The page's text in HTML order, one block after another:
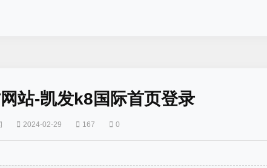
站-凯发k8国际首页登录
2024-02-29 167 0